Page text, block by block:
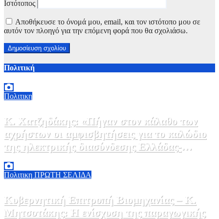
Ιστότοπος
Αποθήκευσε το όνομά μου, email, και τον ιστότοπο μου σε
αυτόν τον πλοηγό για την επόμενη φορά που θα σχολιάσω.
Πολιτική
Πολιτικη
Κ. Χατζηδάκης: «Πήγαν στον κάλαθο των
αχρήστων οι αμφισβητήσεις για το καλώδιο
της ηλεκτρικής διασύνδεσης Ελλάδας-
Κύπρου μετά τη συμφωνία ΑΔΜΗΕ με την
Meridiam»
Πολιτικη ΠΡΩΤΗ ΣΕΛΙΔΑ
Κυβερνητική Επιτροπή Βιομηχανίας – Κ.
Μητσοτάκης: Η ενίσχυση της παραγωγικής